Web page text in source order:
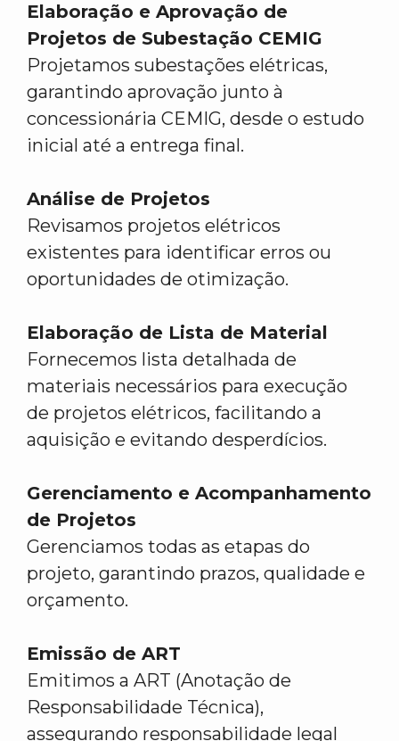
Elaboração e Aprovação de
Projetos de Subestação CEMIG
Projetamos subestações elétricas,
garantindo aprovação junto à
concessionária CEMIG, desde o estudo
inicial até a entrega final.
Análise de Projetos
Revisamos projetos elétricos
existentes para identificar erros ou
oportunidades de otimização.
Elaboração de Lista de Material
Fornecemos lista detalhada de
materiais necessários para execução
de projetos elétricos, facilitando a
aquisição e evitando desperdícios.
Gerenciamento e Acompanhamento
de Projetos
Gerenciamos todas as etapas do
projeto, garantindo prazos, qualidade e
orçamento.
Emissão de ART
Emitimos a ART (Anotação de
Responsabilidade Técnica),
assegurando responsabilidade legal